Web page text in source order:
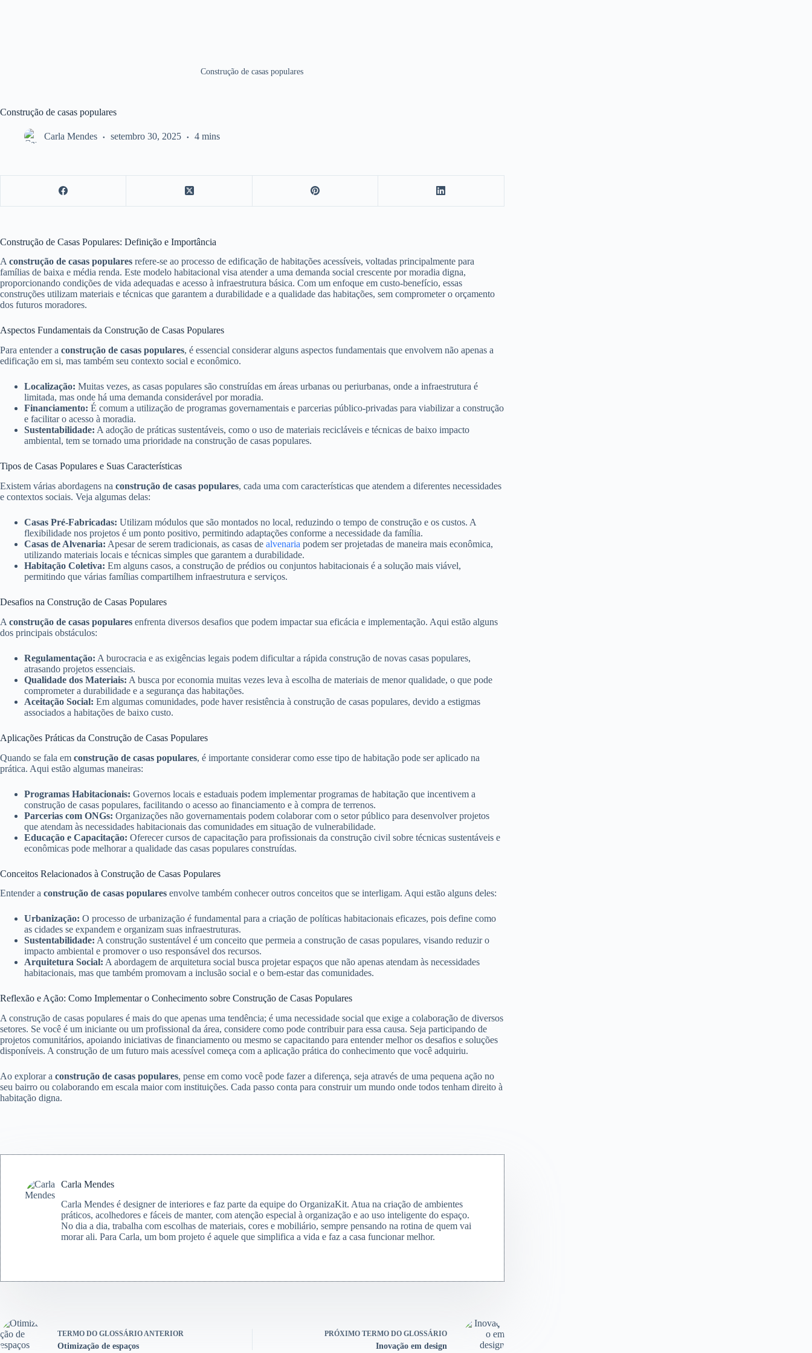
Construção de casas populares
Construção de casas populares
Carla Mendes setembro 30, 2025 4 mins
Construção de Casas Populares: Definição e Importância
Aconstrução de casas populares refere-se ao processo de edificação de habitações acessíveis, voltadas principalmente para
famílias de baixa e média renda. Este modelo habitacional visa atender a uma demanda social crescente por moradia digna,
proporcionando condições de vida adequadas e acesso à infraestrutura básica. Com um enfoque em custo-benefício, essas
construções utilizam materiais e técnicas que garantem a durabilidade e a qualidade das habitações, sem comprometer o orçamento
dos futuros moradores.
Aspectos Fundamentais da Construção de Casas Populares
Para entender a construção de casas populares, é essencial considerar alguns aspectos fundamentais que envolvem não apenas a
edificação em si, mas também seu contexto social e econômico.
Localização: Muitas vezes, as casas populares são construídas em áreas urbanas ou periurbanas, onde a infraestrutura é
limitada, mas onde há uma demanda considerável por moradia.
Financiamento: É comum a utilização de programas governamentais e parcerias público-privadas para viabilizar a construção
e facilitar o acesso à moradia.
Sustentabilidade: A adoção de práticas sustentáveis, como o uso de materiais recicláveis e técnicas de baixo impacto
ambiental, tem se tornado uma prioridade na construção de casas populares.
Tipos de Casas Populares e Suas Características
Existem várias abordagens na construção de casas populares, cada uma com características que atendem a diferentes necessidades
e contextos sociais. Veja algumas delas:
Casas Pré-Fabricadas: Utilizam módulos que são montados no local, reduzindo o tempo de construção e os custos. A
flexibilidade nos projetos é um ponto positivo, permitindo adaptações conforme a necessidade da família.
Casas de Alvenaria: Apesar de serem tradicionais, as casas de alvenaria podem ser projetadas de maneira mais econômica,
utilizando materiais locais e técnicas simples que garantem a durabilidade.
Habitação Coletiva: Em alguns casos, a construção de prédios ou conjuntos habitacionais é a solução mais viável,
permitindo que várias famílias compartilhem infraestrutura e serviços.
Desafios na Construção de Casas Populares
A construção de casas populares enfrenta diversos desafios que podem impactar sua eficácia e implementação. Aqui estão alguns
dos principais obstáculos:
Regulamentação: A burocracia e as exigências legais podem dificultar a rápida construção de novas casas populares,
atrasando projetos essenciais.
Qualidade dos Materiais: A busca por economia muitas vezes leva à escolha de materiais de menor qualidade, o que pode
comprometer a durabilidade e a segurança das habitações.
Aceitação Social: Em algumas comunidades, pode haver resistência à construção de casas populares, devido a estigmas
associados a habitações de baixo custo.
Aplicações Práticas da Construção de Casas Populares
Quando se fala em construção de casas populares, é importante considerar como esse tipo de habitação pode ser aplicado na
prática. Aqui estão algumas maneiras:
Programas Habitacionais: Governos locais e estaduais podem implementar programas de habitação que incentivem a
construção de casas populares, facilitando o acesso ao financiamento e à compra de terrenos.
Parcerias com ONGs: Organizações não governamentais podem colaborar com o setor público para desenvolver projetos
que atendam às necessidades habitacionais das comunidades em situação de vulnerabilidade.
Educação e Capacitação: Oferecer cursos de capacitação para profissionais da construção civil sobre técnicas sustentáveis e
econômicas pode melhorar a qualidade das casas populares construídas.
Conceitos Relacionados à Construção de Casas Populares
Entender a construção de casas populares envolve também conhecer outros conceitos que se interligam. Aqui estão alguns deles:
Urbanização: O processo de urbanização é fundamental para a criação de políticas habitacionais eficazes, pois define como
as cidades se expandem e organizam suas infraestruturas.
Sustentabilidade: A construção sustentável é um conceito que permeia a construção de casas populares, visando reduzir o
impacto ambiental e promover o uso responsável dos recursos.
Arquitetura Social: A abordagem de arquitetura social busca projetar espaços que não apenas atendam às necessidades
habitacionais, mas que também promovam a inclusão social e o bem-estar das comunidades.
Reflexão e Ação: Como Implementar o Conhecimento sobre Construção de Casas Populares
A construção de casas populares é mais do que apenas uma tendência; é uma necessidade social que exige a colaboração de diversos
setores. Se você é um iniciante ou um profissional da área, considere como pode contribuir para essa causa. Seja participando de
projetos comunitários, apoiando iniciativas de financiamento ou mesmo se capacitando para entender melhor os desafios e soluções
disponíveis. A construção de um futuro mais acessível começa com a aplicação prática do conhecimento que você adquiriu.
Ao explorar a construção de casas populares, pense em como você pode fazer a diferença, seja através de uma pequena ação no
seu bairro ou colaborando em escala maior com instituições. Cada passo conta para construir um mundo onde todos tenham direito à
habitação digna.
Carla Mendes
Carla Mendes é designer de interiores e faz parte da equipe do OrganizaKit. Atua na criação de ambientes
práticos, acolhedores e fáceis de manter, com atenção especial à organização e ao uso inteligente do espaço.
No dia a dia, trabalha com escolhas de materiais, cores e mobiliário, sempre pensando na rotina de quem vai
morar ali. Para Carla, um bom projeto é aquele que simplifica a vida e faz a casa funcionar melhor.
TERMO DO GLOSSÁRIO ANTERIOR
Otimização de espaços
PRÓXIMO TERMO DO GLOSSÁRIO
Inovação em design